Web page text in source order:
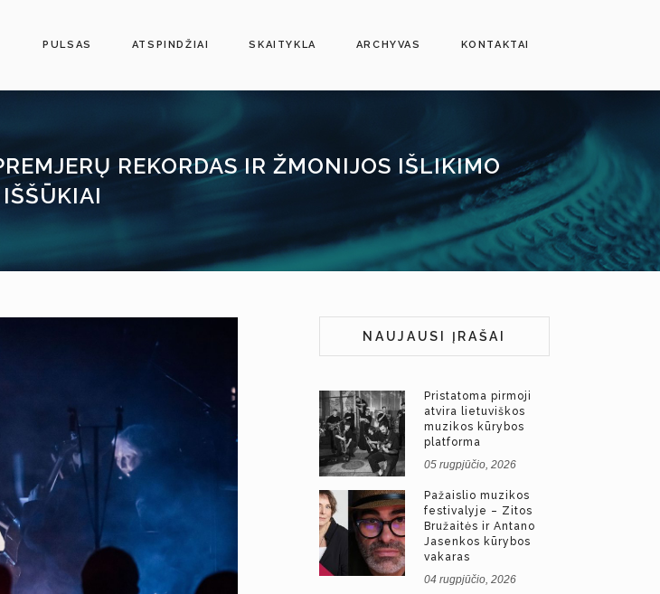
PULSAS ATSPINDŽIAI SKAITYKLA ARCHYVAS KONTAKTAI
REKORDAS IR ŽMONIJOS IŠLIKIMO
IŠŠŪKIAI
NAUJAUSI ĮRAŠAI
Pristatoma pirmoji
atvira lietuviškos
muzikos kūrybos
platforma
05 rugpjūčio, 2026
Pažaislio muzikos
festivalyje – Zitos
Bružaitės ir Antano
Jasenkos kūrybos
vakaras
04 rugpjūčio, 2026